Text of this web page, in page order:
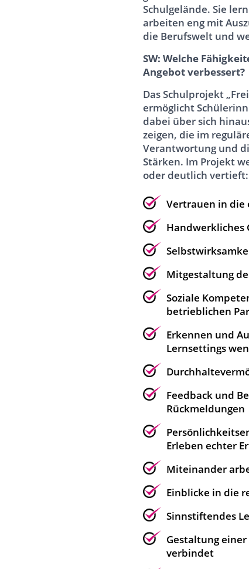
Schulgelände. Sie
arbeiten eng mit
die Berufswelt und
SW: Welche
Angebot verbessert?
Das Schulprojekt
ermöglicht
dabei über sich
zeigen, die im
Verantwortung und
Stärken. Im Projekt
oder deutlich vertieft:
Vertrauen in die
Handwerkliches
Mitgestaltung
Soziale
betrieblichen
Erkennen und
Lernsettings
Feedback und
Rückmeldungen
Erleben echter
Miteinander
Einblicke in die
Sinnstiftendes
Gestaltung
verbindet